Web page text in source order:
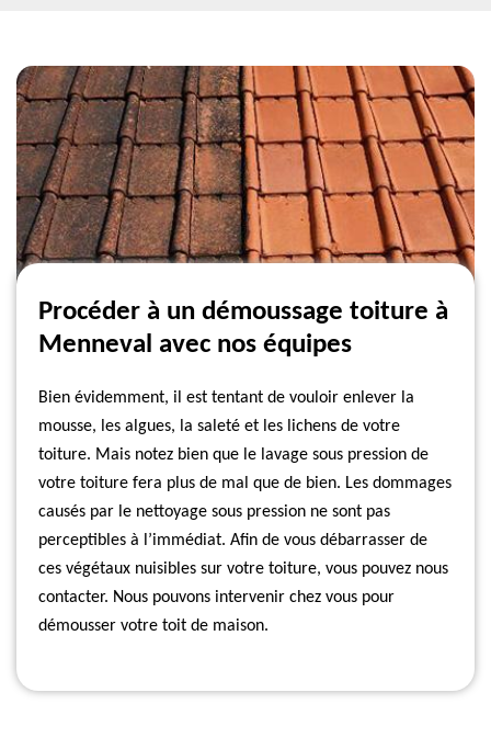
Procéder à un démoussage toiture à
Menneval avec nos équipes
Bien évidemment, il est tentant de vouloir enlever la
mousse, les algues, la saleté et les lichens de votre
toiture. Mais notez bien que le lavage sous pression de
votre toiture fera plus de mal que de bien. Les dommages
causés par le nettoyage sous pression ne sont pas
perceptibles à l’immédiat. Afin de vous débarrasser de
ces végétaux nuisibles sur votre toiture, vous pouvez nous
contacter. Nous pouvons intervenir chez vous pour
démousser votre toit de maison.